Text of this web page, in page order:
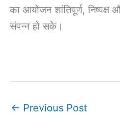
का आयोजन शांतिपूर्ण, निष्पक्ष
संपन्न हो सके।
← Previous Post